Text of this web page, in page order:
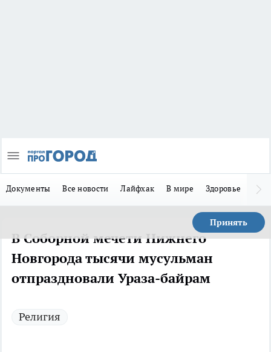
Документы Все новости Лайфхак В мире Здоровье
Принять
В Соборной мечети Нижнего
Новгорода тысячи мусульман
отпраздновали Ураза-байрам
Религия